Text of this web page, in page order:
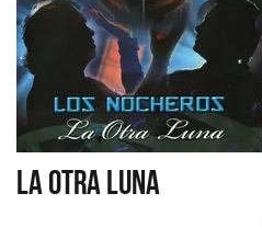
LA OTRA LUNA